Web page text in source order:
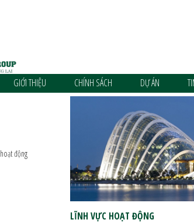
GIỚI THIỆU CHÍNH SÁCH DỰ ÁN
động
LĨNH VỰC HOẠT ĐỘNG